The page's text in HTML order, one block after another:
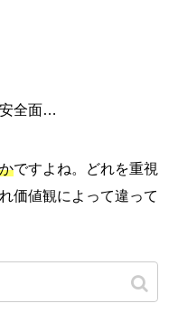
全面…
ですよね。どれを重視
価値観によって違って